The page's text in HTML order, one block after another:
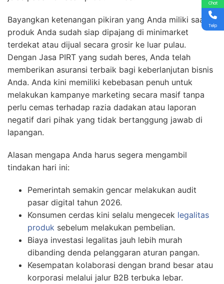
Bayangkan ketenangan pikiran yang Anda miliki saat
produk Anda sudah siap dipajang di minimarket
terdekat atau dijual secara grosir ke luar pulau.
Dengan Jasa PIRT yang sudah beres, Anda telah
memberikan asuransi terbaik bagi keberlanjutan bisnis
Anda. Anda kini memiliki kebebasan penuh untuk
melakukan kampanye marketing secara masif tanpa
perlu cemas terhadap razia dadakan atau laporan
negatif dari pihak yang tidak bertanggung jawab di
lapangan.
Alasan mengapa Anda harus segera mengambil
tindakan hari ini:
Pemerintah semakin gencar melakukan audit
pasar digital tahun 2026.
Konsumen cerdas kini selalu mengecek legalitas
produk sebelum melakukan pembelian.
Biaya investasi legalitas jauh lebih murah
dibanding denda pelanggaran aturan pangan.
Kesempatan kolaborasi dengan brand besar atau
korporasi melalui jalur B2B terbuka lebar.
Chat
Telp